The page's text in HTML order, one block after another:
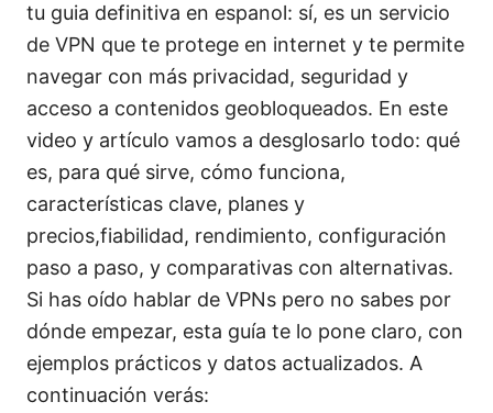
tu guia definitiva en espanol: sí, es un servicio
de VPN que te protege en internet y te permite
navegar con más privacidad, seguridad y
acceso a contenidos geobloqueados. En este
video y artículo vamos a desglosarlo todo: qué
es, para qué sirve, cómo funciona,
características clave, planes y
precios,fiabilidad, rendimiento, configuración
paso a paso, y comparativas con alternativas.
Si has oído hablar de VPNs pero no sabes por
dónde empezar, esta guía te lo pone claro, con
ejemplos prácticos y datos actualizados. A
continuación verás: